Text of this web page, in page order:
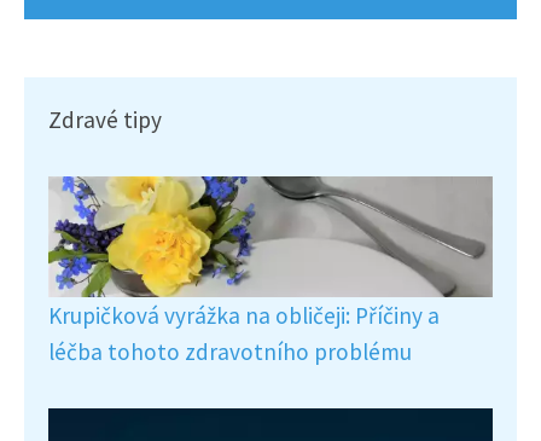
Zdravé tipy
Krupičková vyrážka na obličeji: Příčiny a
léčba tohoto zdravotního problému